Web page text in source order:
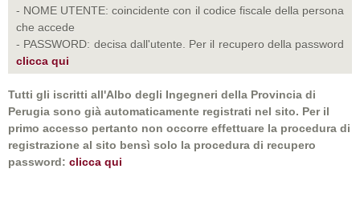
- NOME UTENTE: coincidente con il codice fiscale della persona
che accede
- PASSWORD: decisa dall'utente. Per il recupero della password
clicca qui
Tutti gli iscritti all'Albo degli Ingegneri della Provincia di
Perugia sono già automaticamente registrati nel sito. Per il
primo accesso pertanto non occorre effettuare la procedura di
registrazione al sito bensì solo la procedura di recupero
password: clicca qui